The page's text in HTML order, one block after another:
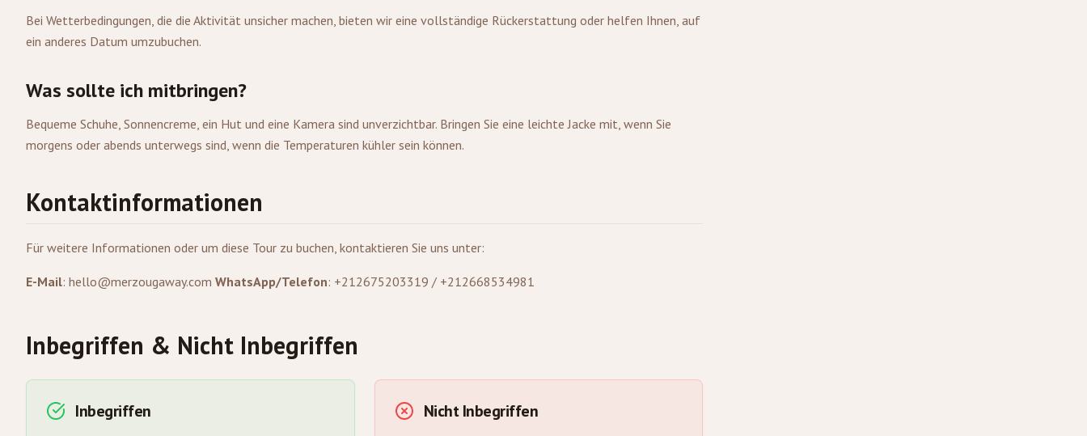
Bei Wetterbedingungen, die die Aktivität unsicher machen, bieten wir eine vollständige Rückerstattung oder helfen Ihnen, auf
ein anderes Datum umzubuchen.
Was sollte ich mitbringen?
Bequeme Schuhe, Sonnencreme, ein Hut und eine Kamera sind unverzichtbar. Bringen Sie eine leichte Jacke mit, wenn Sie
morgens oder abends unterwegs sind, wenn die Temperaturen kühler sein können.
Kontaktinformationen
Für weitere Informationen oder um diese Tour zu buchen, kontaktieren Sie uns unter:
E-Mail: hello@merzougaway.com WhatsApp/Telefon: +212675203319 / +212668534981
Inbegriffen & Nicht Inbegriffen
Inbegriffen Nicht Inbegriffen